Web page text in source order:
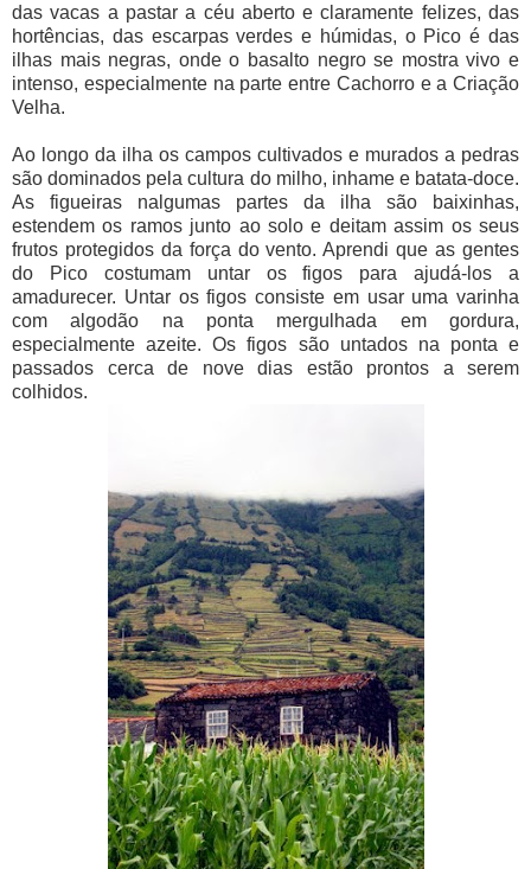
das vacas a pastar a céu aberto e claramente felizes, das
hortências, das escarpas verdes e húmidas, o Pico é das
ilhas mais negras, onde o basalto negro se mostra vivo e
intenso, especialmente na parte entre Cachorro e a Criação
Velha.
Ao longo da ilha os campos cultivados e murados a pedras
são dominados pela cultura do milho, inhame e batata-doce.
As figueiras nalgumas partes da ilha são baixinhas,
estendem os ramos junto ao solo e deitam assim os seus
frutos protegidos da força do vento. Aprendi que as gentes
do Pico costumam untar os figos para ajudá-los a
amadurecer. Untar os figos consiste em usar uma varinha
com algodão na ponta mergulhada em gordura,
especialmente azeite. Os figos são untados na ponta e
passados cerca de nove dias estão prontos a serem
colhidos.